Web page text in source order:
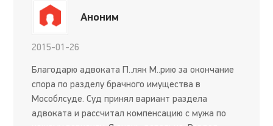
Аноним
2015-01-26
Благодарю адвоката П..ляк М..рию за окончание
спора по разделу брачного имущества в
Мособлсуде. Суд принял вариант раздела
адвоката и рассчитал компенсацию с мужа по